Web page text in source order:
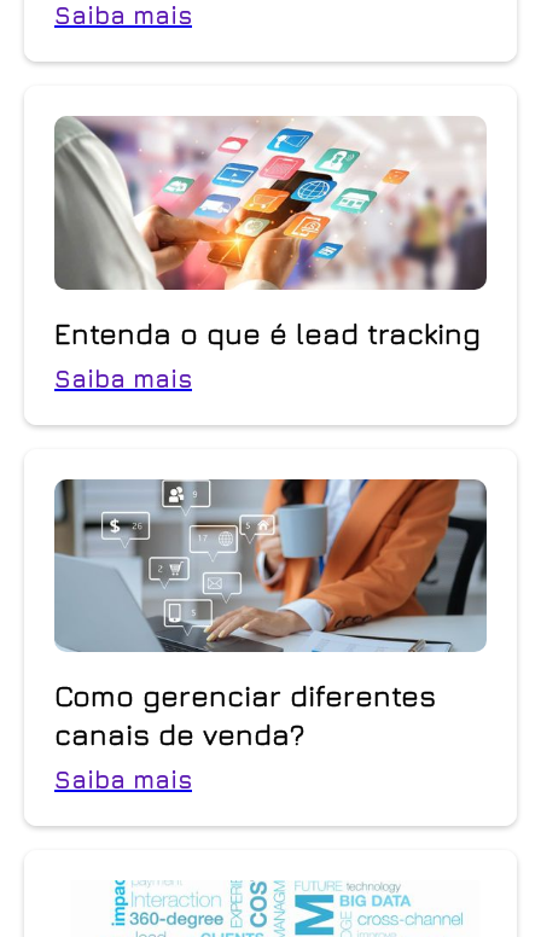
Saiba mais
Entenda o que é lead tracking
Saiba mais
Como gerenciar diferentes
canais de venda?
Saiba mais